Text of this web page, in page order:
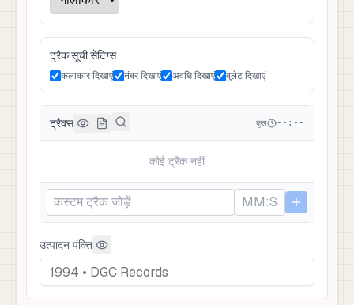
ट्रैक सूची सेटिंग्स
कलाकार दिखाएं नंबर दिखाएं अवधि दिखाएं बुलेट दिखाएं
ट्रैक्स कुल --:--
कोई ट्रैक नहीं
उत्पादन पंक्ति